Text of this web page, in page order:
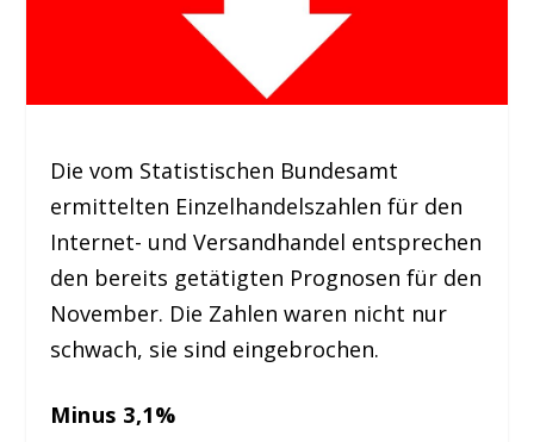
Die vom Statistischen Bundesamt
ermittelten Einzelhandelszahlen für den
Internet- und Versandhandel entsprechen
den bereits getätigten Prognosen für den
November. Die Zahlen waren nicht nur
schwach, sie sind eingebrochen.
Minus 3,1%